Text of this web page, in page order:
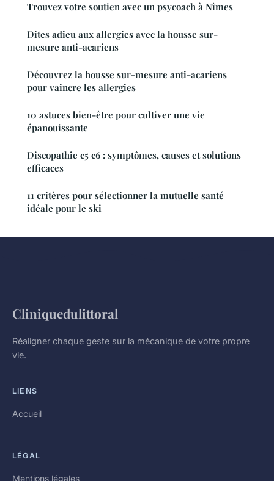
Trouvez votre soutien avec un psycoach à Nîmes
Dites adieu aux allergies avec la housse sur-
mesure anti-acariens
Découvrez la housse sur-mesure anti-acariens
pour vaincre les allergies
10 astuces bien-être pour cultiver une vie
épanouissante
Discopathie c5 c6 : symptômes, causes et solutions
efficaces
11 critères pour sélectionner la mutuelle santé
idéale pour le ski
Cliniquedulittoral
Réaligner chaque geste sur la mécanique de votre propre
vie.
LIENS
Accueil
LÉGAL
Mentions légales